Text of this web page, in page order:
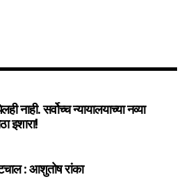
नाही. सर्वोच्च न्यायालयाच्या नव्या
इशारा!
: आशुतोष रांका